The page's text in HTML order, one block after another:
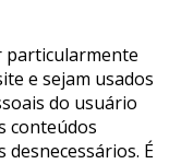
particularmente
e sejam usados
do usuário
conteúdos
É